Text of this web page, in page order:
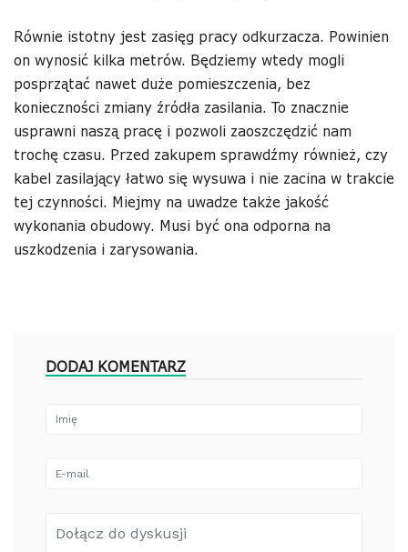
Równie istotny jest zasięg pracy odkurzacza. Powinien
on wynosić kilka metrów. Będziemy wtedy mogli
posprzątać nawet duże pomieszczenia, bez
konieczności zmiany źródła zasilania. To znacznie
usprawni naszą pracę i pozwoli zaoszczędzić nam
trochę czasu. Przed zakupem sprawdźmy również, czy
kabel zasilający łatwo się wysuwa i nie zacina w trakcie
tej czynności. Miejmy na uwadze także jakość
wykonania obudowy. Musi być ona odporna na
uszkodzenia i zarysowania.
DODAJ KOMENTARZ